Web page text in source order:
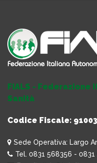
FIALS -
Sanità
Codice Fiscale:
Sede Operativa: Largo
Tel. 0831 568356 - 0831